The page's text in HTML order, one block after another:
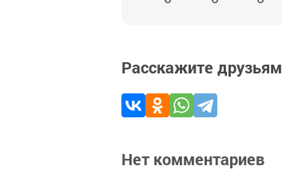
Расскажите друзьям
Нет комментариев